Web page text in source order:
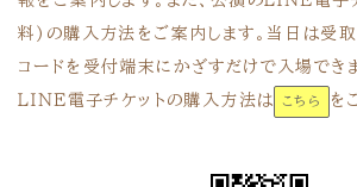
料)の購入方法をご案内します。当日は受取
コードを受付端末にかざすだけで入場できま
ＬＩＮＥ電子チケットの購入方法は
こちら を